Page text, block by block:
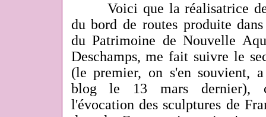
Voici que la réalisatrice
du bord de routes produite
du Patrimoine de Nouvelle
Deschamps, me fait suivre le
(le premier, on s'en souvient,
blog le 13 mars dernier),
l'évocation des sculptures de